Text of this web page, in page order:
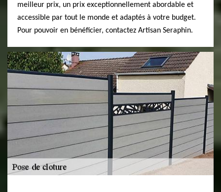
meilleur prix, un prix exceptionnellement abordable et
accessible par tout le monde et adaptés à votre budget.
Pour pouvoir en bénéficier, contactez Artisan Seraphin.